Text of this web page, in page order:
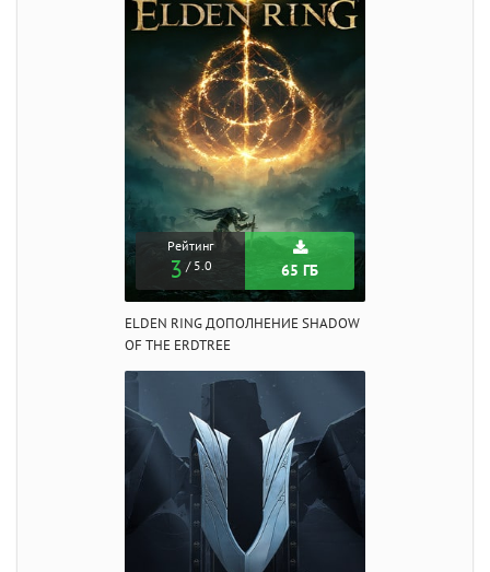
Рейтинг
3 / 5.0 65 ГБ
ELDEN RING ДОПОЛНЕНИЕ SHADOW
OF THE ERDTREE